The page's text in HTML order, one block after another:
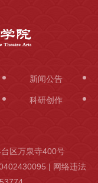
新闻公告
科研创作
区万泉寺400号
| 网络违法